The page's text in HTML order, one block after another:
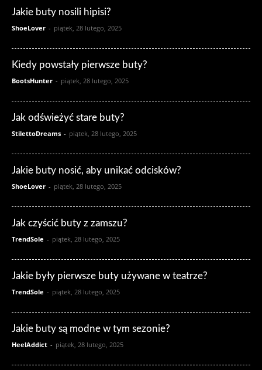
Jakie buty nosili hipisi?
ShoeLover - piątek, 28 lutego, 2025
Kiedy powstały pierwsze buty?
BootsHunter - piątek, 28 lutego, 2025
Jak odświeżyć stare buty?
StilettoDreams - piątek, 28 lutego, 2025
Jakie buty nosić, aby unikać odcisków?
ShoeLover - piątek, 28 lutego, 2025
Jak czyścić buty z zamszu?
TrendSole - piątek, 28 lutego, 2025
Jakie były pierwsze buty używane w teatrze?
TrendSole - piątek, 28 lutego, 2025
Jakie buty są modne w tym sezonie?
HeelAddict - piątek, 28 lutego, 2025